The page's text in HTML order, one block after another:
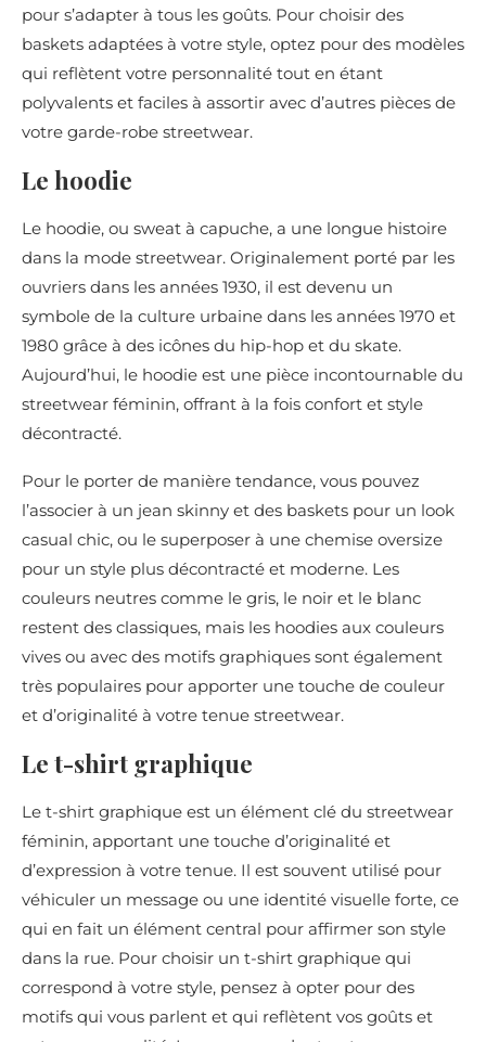
pour s’adapter à tous les goûts. Pour choisir des
baskets adaptées à votre style, optez pour des modèles
qui reflètent votre personnalité tout en étant
polyvalents et faciles à assortir avec d’autres pièces de
votre garde-robe streetwear.
Le hoodie
Le hoodie, ou sweat à capuche, a une longue histoire
dans la mode streetwear. Originalement porté par les
ouvriers dans les années 1930, il est devenu un
symbole de la culture urbaine dans les années 1970 et
1980 grâce à des icônes du hip-hop et du skate.
Aujourd’hui, le hoodie est une pièce incontournable du
streetwear féminin, offrant à la fois confort et style
décontracté.
Pour le porter de manière tendance, vous pouvez
l’associer à un jean skinny et des baskets pour un look
casual chic, ou le superposer à une chemise oversize
pour un style plus décontracté et moderne. Les
couleurs neutres comme le gris, le noir et le blanc
restent des classiques, mais les hoodies aux couleurs
vives ou avec des motifs graphiques sont également
très populaires pour apporter une touche de couleur
et d’originalité à votre tenue streetwear.
Le t-shirt graphique
Le t-shirt graphique est un élément clé du streetwear
féminin, apportant une touche d’originalité et
d’expression à votre tenue. Il est souvent utilisé pour
véhiculer un message ou une identité visuelle forte, ce
qui en fait un élément central pour affirmer son style
dans la rue. Pour choisir un t-shirt graphique qui
correspond à votre style, pensez à opter pour des
motifs qui vous parlent et qui reflètent vos goûts et